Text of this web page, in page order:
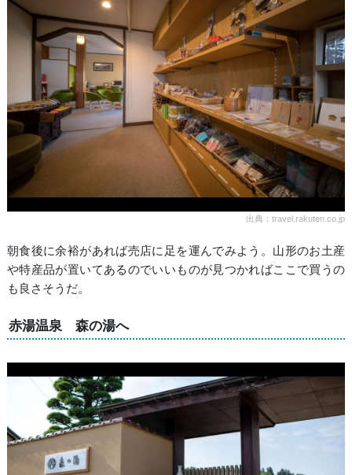
出典：travel.rakuten.co.jp
朝食後に余裕があれば売店に足を運んでみよう。山形のお土産
や特産品が置いてあるのでいいものが見つかればここで買うの
も良さそうだ。
赤湯温泉 森の湯へ